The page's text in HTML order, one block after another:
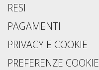
RESI
PAGAMENTI
PRIVACY E COOKIE
PREFERENZE COOKIE